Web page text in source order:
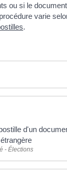
ou si le
varie
.
d'un
- Élections